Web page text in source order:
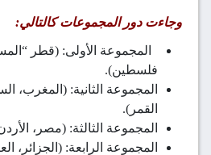
وجاءت دور المجموعات كالتالي:
المجموعة الأولى: (قطر
فلسطين).
المجموعة الثانية: (المغرب،
القمر).
المجموعة الثالثة: (مصر،
المجموعة الرابعة: (الجزائر،